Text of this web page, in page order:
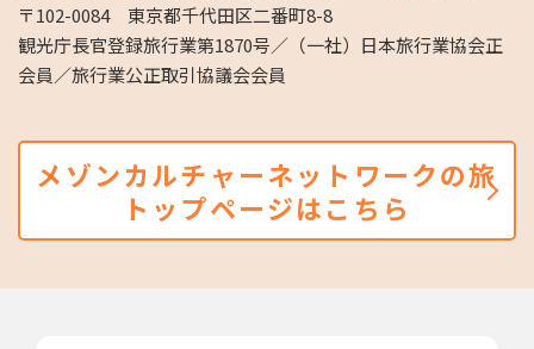
〒102-0084 東京都千代田区二番町8-8
観光庁長官登録旅行業第1870号／（一社）日本旅行業協会正
会員／旅行業公正取引協議会会員
メゾンカルチャーネットワークの旅
トップページはこちら